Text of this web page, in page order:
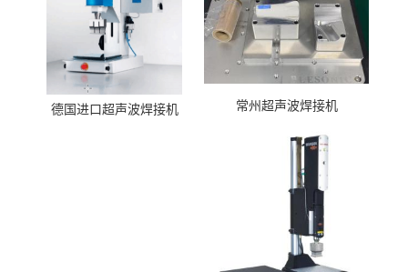
德国进口超声波焊接机 常州超声波焊接机